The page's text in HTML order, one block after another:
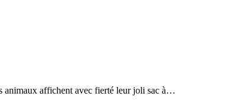
animaux affichent avec fierté leur joli sac à…